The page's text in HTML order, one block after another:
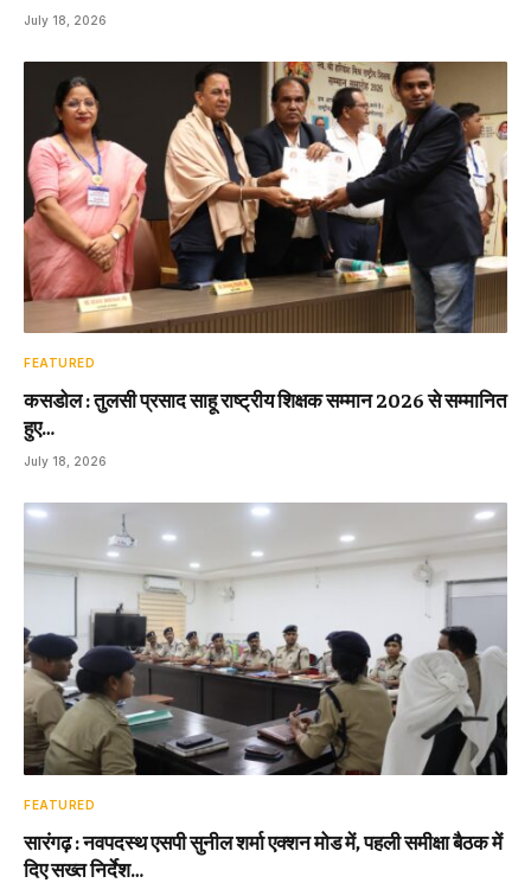
July 18, 2026
FEATURED
कसडोल : तुलसी प्रसाद साहू राष्ट्रीय शिक्षक सम्मान 2026 से सम्मानित
हुए…
July 18, 2026
FEATURED
सारंगढ़ : नवपदस्थ एसपी सुनील शर्मा एक्शन मोड में, पहली समीक्षा बैठक में
दिए सख्त निर्देश…